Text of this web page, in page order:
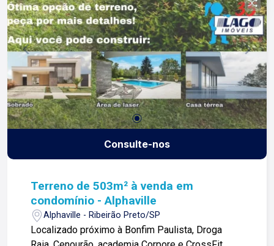
arrojo e a força comercial da atualidade. A Lago é
sua principal imobiliária em Ribeirão Preto!
Consulte-nos
Terreno de 503m² à venda em
condomínio - Alphaville
Alphaville - Ribeirão Preto/SP
Localizado próximo à Bonfim Paulista, Droga